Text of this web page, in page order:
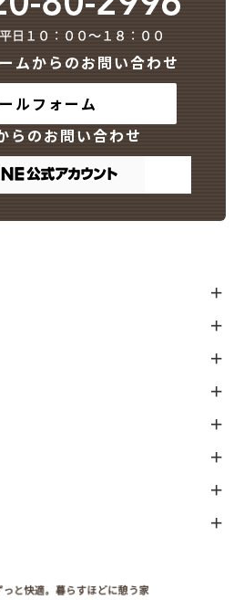
ムからのお問い合わせ
ルフォーム
らのお問い合わせ